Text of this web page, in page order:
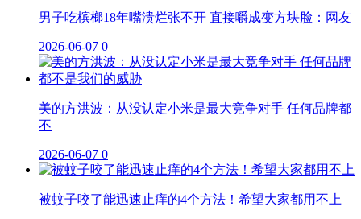
男子吃槟榔18年嘴溃烂张不开 直接嚼成变方块脸：网友
2026-06-07 0
美的方洪波：从没认定小米是最大竞争对手 任何品牌都
不
2026-06-07 0
被蚊子咬了能迅速止痒的4个方法！希望大家都用不上